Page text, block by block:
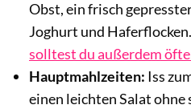
Obst, ein frisch
Joghurt und Haferflocken.
solltest du außerdem
Hauptmahlzeiten: Iss
einen leichten Salat ohne